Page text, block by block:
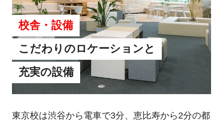
校舎・設備
こだわりのロケーションと
充実の設備
東京校は渋谷から電車で3分、恵比寿から2分の都